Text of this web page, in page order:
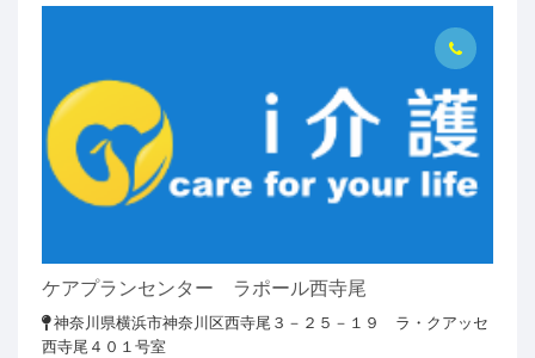
ケアプランセンター ラポール西寺尾
神奈川県横浜市神奈川区西寺尾３－２５－１９ ラ・クアッセ
西寺尾４０１号室